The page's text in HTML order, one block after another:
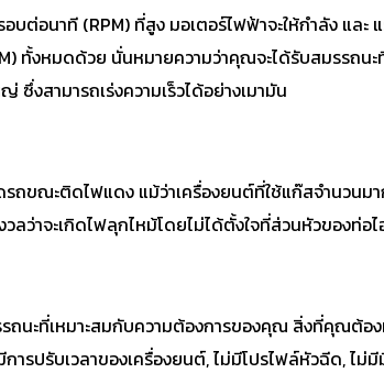
ต่อนาที (RPM) ที่สูง มอเตอร์ไฟฟ้าจะให้กำลัง แล
ทั้งหมดด้วย นั่นหมายความว่าคุณจะได้รับสมรรถน
งสามารถเร่งความเร็วได้อย่างเมามัน
ขณะติดไฟแดง แม้ว่าเครื่องยนต์ที่ใช้แก๊สจำนวนม
ว่าจะเกิดไฟลุกไหม้โดยไม่ได้ตั้งใจที่ส่วนหัวของท่อ
ถนะที่เหมาะสมกับความต้องการของคุณ สิ่งที่คุณต้
ารปรับเวลาของเครื่องยนต์, ไม่มีโปรไฟล์หัวฉีด, ไม่